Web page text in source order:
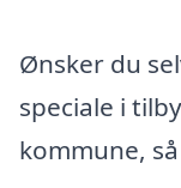
Ønsker du
speciale i
kommune,